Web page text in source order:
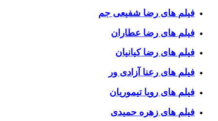
فیلم های رضا شفیعی جم
فیلم های رضا عطاران
فیلم های رضا کیانیان
فیلم های رعنا آزادی ور
فیلم های رویا تیموریان
فیلم های زهره حمیدی